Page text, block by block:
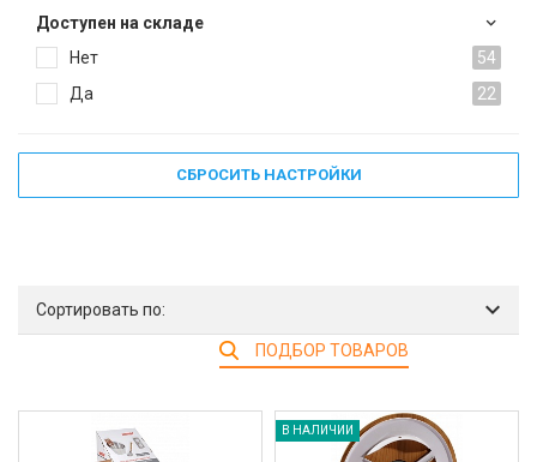
Доступен на складе
Нет
54
Да
22
СБРОСИТЬ НАСТРОЙКИ
Сортировать по:
ПОДБОР ТОВАРОВ
В НАЛИЧИИ